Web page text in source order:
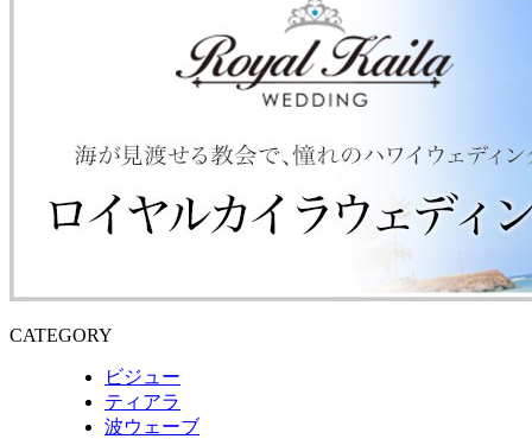
CATEGORY
ビジュー
ティアラ
波ウェーブ